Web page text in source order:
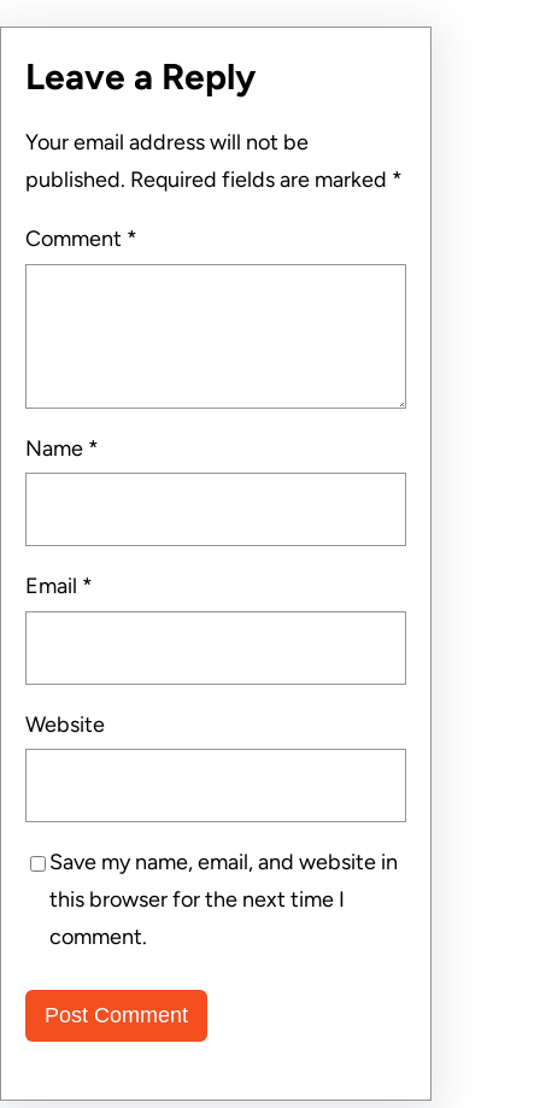
Leave a Reply
Your email address will not be
published. Required fields are marked *
Comment *
Name *
Email *
Website
Save my name, email, and website in
this browser for the next time I
comment.